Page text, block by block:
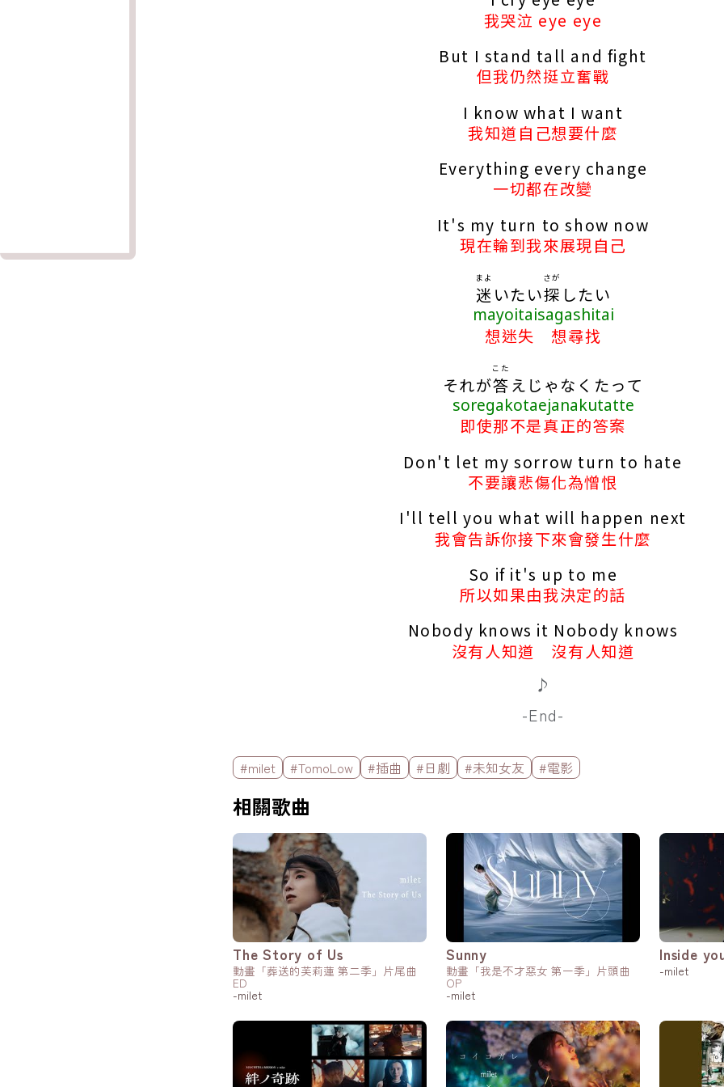
我哭泣 eye eye
But I stand tall and fight
但我仍然挺立奮戰
I know what I want
我知道自己想要什麼
Everything every change
一切都在改變
It's my turn to show now
現在輪到我來展現自己
迷
まよ
いたい探
さが
したい
mayoitaisagashitai
想迷失 想尋找
それが答
こた
えじゃなくたって
soregakotaejanakutatte
即使那不是真正的答案
Don't let my sorrow turn to hate
不要讓悲傷化為憎恨
I'll tell you what will happen next
我會告訴你接下來會發生什麼
So if it's up to me
所以如果由我決定的話
Nobody knows it Nobody knows
沒有人知道 沒有人知道
♪
-End-
標籤欄
#milet #TomoLow #插曲 #日劇 #未知女友 #電影
相關歌曲
The Story of Us
動畫「葬送的芙莉蓮 第二季」片尾曲
ED
-milet
Sunny
動畫「我是不才惡女 第一季」片頭曲
OP
-milet
Inside
-milet